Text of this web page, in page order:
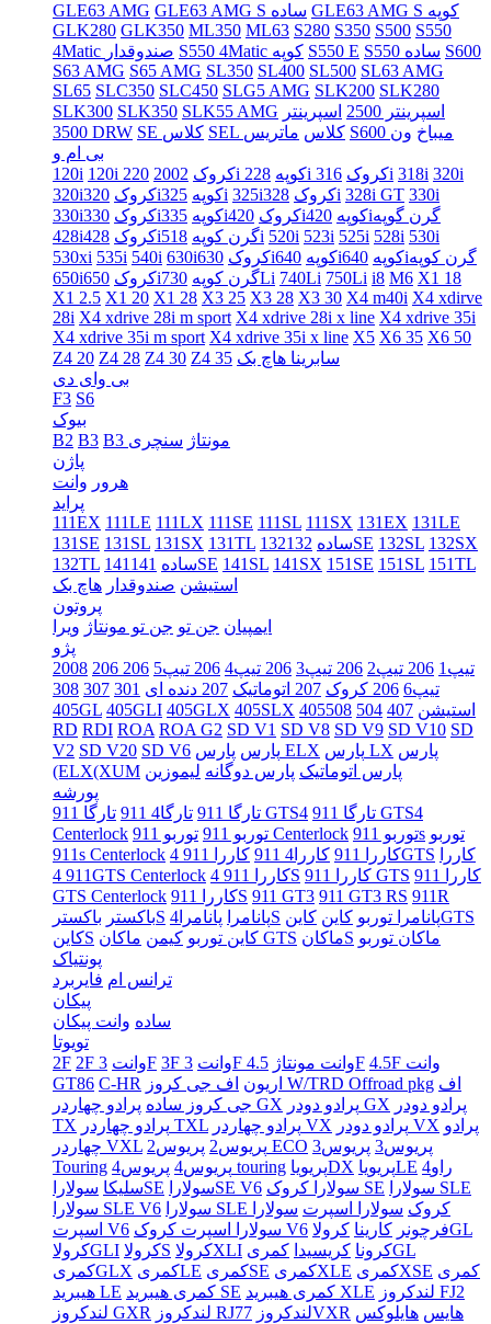
GLE63 AMG
GLE63 AMG S ساده
GLE63 AMG S کوپه
GLK280 GLK350 ML350 ML63 S280 S350 S500 S550
4Matic صندوقدار
S550 4Matic کوپه S550 E S550 ساده S600
S63 AMG S65 AMG SL350 SL400 SL500 SL63 AMG
SL65 SLC350 SLC450 SLG5 AMG SLK200 SLK280
SLK300 SLK350 SLK55 AMG اسپرینتر 2500
اسپرینتر
3500 DRW
SE کلاس SEL کلاس ماتریس S600 میباخ ون
بی ام و
120i
120i کروک 2002 220i کوپه 228i کروک316i 318i 320i
320iکروک
320iکوپه325i 325iکروک328i 328i GT 330i
330iکروک
330iکوپه 335iکروک 420iکوپه 420iگرن گوپه
428iکروک
428iگرن کوپه518i 520i 523i 525i 528i 530i
530xi 535i 540i 630iکروک 630iکوپه 640iکوپه 640iگرن کوپه
650iکروک
650iگرن کوپه730Li 740Li 750Li i8 M6 X1 18
X1 2.5 X1 20 X1 28 X3 25 X3 28 X3 30 X4 m40i X4 xdirve
28i X4 xdrive 28i m sport X4 xdrive 28i x line X4 xdrive 35i
X4 xdrive 35i m sport X4 xdrive 35i x line X5 X6 35 X6 50
Z4 20 Z4 28 Z4 30 Z4 35 سابرینا هاچ بک
بی وای دی
F3 S6
بیوک
B2 B3 B3 مونتاژ سنچری
پاژن
هرور وانت
پراید
111EX 111LE 111LX 111SE 111SL 111SX 131EX 131LE
131SE 131SL 131SX 131TL 132ساده132SE 132SL 132SX
132TL
141ساده141SE 141SL 141SX 151SE 151SL 151TL
استیشن صندوقدار هاچ بک
پروتون
ایمپیان جن تو جن تو مونتاژ ویرا
پژو
2008
206 تیپ1 206 تیپ2 206 تیپ3 206 تیپ4 206 تیپ5
206
تیپ6
206 کروک 207 اتوماتیک 207 دنده ای 301
307
308
405GL 405GLI 405GLX 405SLX 405استیشن 407
504
508
RD RDI ROA ROA G2 SD V1 SD V8 SD V9 SD V10 SD
V2 SD V20 SD V6 پارس پارس ELX پارس LX پارس
(ELX(XUM
پارس اتوماتیک پارس دوگانه لیموزین
پورشه
تارگا 911
تارگا4 911 تارگا 911 GTS4 تارگا 911 GTS4
Centerlock
توربو 911 توربو 911 Centerlock توربو 911s توربو
911s Centerlock
کاررا 911 کاررا4 911 کاررا 911 4GTS
کاررا
911 4GTS Centerlock
کاررا 911 4S کاررا 911 GTS کاررا 911
GTS Centerlock
کاررا 911S 911 GT3 911 GT3 RS 911R
باکسترباکسترS پانامراپانامرا4S پانامرا توربو کاین
کاینGTS
کاینS
کاین توربو کیمن ماکان GTS ماکانS ماکان توربو
پونتیاک
ترانس ام فایربرد
پیکان
ساده وانت پیکان
تویوتا
2F
2F وانت3F 3F وانت 3F وانت مونتاژ4.5F
4.5F وانت
GT86 C-HR اریون اف جی کروز W/TRD Offroad pkg اف
جی کروز ساده پرادو چهاردر GX پرادو دودر GX پرادو دودر
TX
پرادو چهاردر TXL پرادو چهاردر VX پرادو دودر VX پرادو
چهاردر VXL
پریوس2 پریوس2 ECO پریوس3
پریوس3
Touring
پریوس4 پریوس4 touring پریویاDX پریویاLE
راو4
سلیکاسولاراSE سولاراSE V6 سولارا کروک SE
سولارا SLE
سولارا SLE V6
سولارا SLE کروک سولارا اسپرت سولارا
اسپرت V6
سولارا اسپرت کروک V6 فرچونر کارینا
کرولاGL
کرولاGLI
کرولاS کرولاXLI کرونا کریسیدا
کمریGL
کمریGLX
کمریLE کمریSE کمریXLE کمریXSE کمری
هیبرید LE
کمری هیبرید SE کمری هیبرید XLE
لندکروز FJ2
لندکروز GXR
لندکروز RJ77 لندکروزVXR هایس هایلوکس